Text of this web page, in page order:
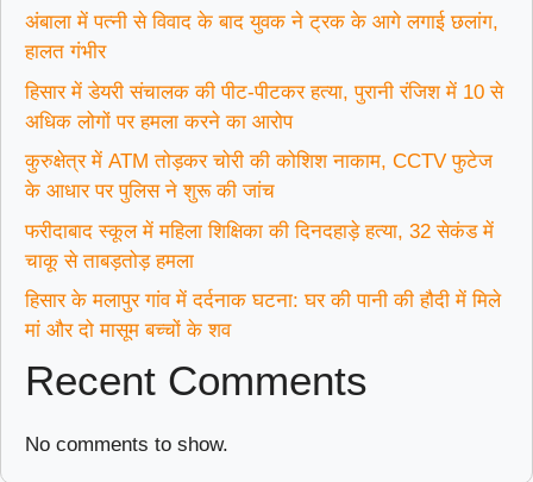
अंबाला में पत्नी से विवाद के बाद युवक ने ट्रक के आगे लगाई छलांग,
हालत गंभीर
हिसार में डेयरी संचालक की पीट-पीटकर हत्या, पुरानी रंजिश में 10 से
अधिक लोगों पर हमला करने का आरोप
कुरुक्षेत्र में ATM तोड़कर चोरी की कोशिश नाकाम, CCTV फुटेज
के आधार पर पुलिस ने शुरू की जांच
फरीदाबाद स्कूल में महिला शिक्षिका की दिनदहाड़े हत्या, 32 सेकंड में
चाकू से ताबड़तोड़ हमला
हिसार के मलापुर गांव में दर्दनाक घटना: घर की पानी की हौदी में मिले
मां और दो मासूम बच्चों के शव
Recent Comments
No comments to show.